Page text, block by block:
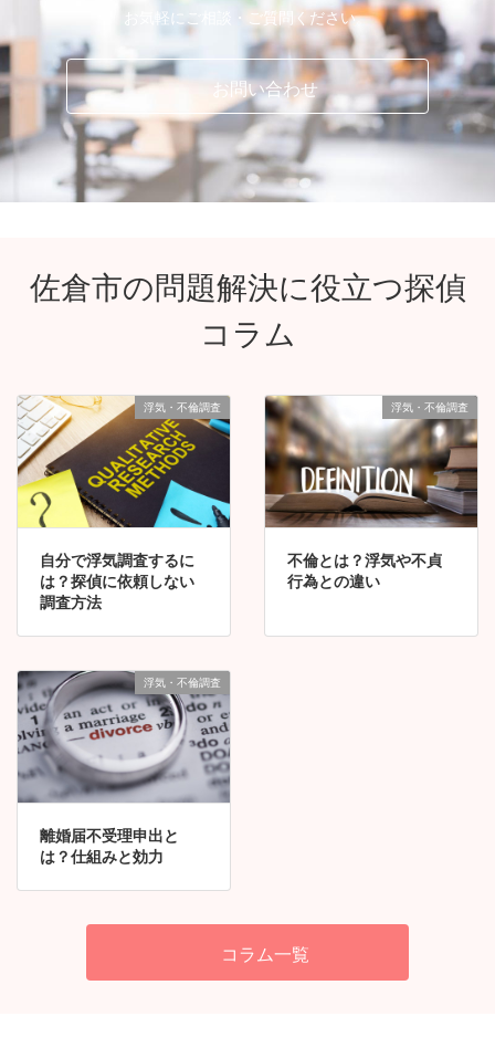
車両費 調査用の車両費 込み
燃料費 調査用のガソリン代 込み
駐車場代 調査用のコインパーキング代 込み
機材料金 調査用の撮影機材費
新幹線代 尾行で必要な新幹線代 要相談
項目 説明 内訳
調査報告書 お渡しする書面の作成費 込み
DVD/USB 映像データを記録したもの 込み
相談の費用
電話相談 お電話でのご相談
LINE相談 LINEでのご相談
ZOOM相談 ZOOMでのご相談
出張相談 千葉県内の相談員出張
お見積り 調査のお見積り
お気軽にご相談・ご質問ください。
お問い合わせ
佐倉市の問題解決に役立つ探偵
コラム
浮気・不倫調査
自分で浮気調査するに
は？探偵に依頼しない
調査方法
浮気・不倫調査
不倫とは？浮気や不貞
行為との違い
浮気・不倫調査
離婚届不受理申出と
は？仕組みと効力
コラム一覧